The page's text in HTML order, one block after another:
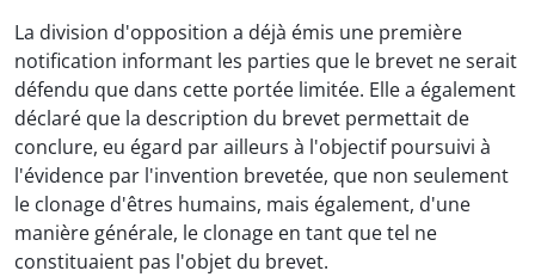
La division d'opposition a déjà émis une première
notification informant les parties que le brevet ne serait
défendu que dans cette portée limitée. Elle a également
déclaré que la description du brevet permettait de
conclure, eu égard par ailleurs à l'objectif poursuivi à
l'évidence par l'invention brevetée, que non seulement
le clonage d'êtres humains, mais également, d'une
manière générale, le clonage en tant que tel ne
constituaient pas l'objet du brevet.